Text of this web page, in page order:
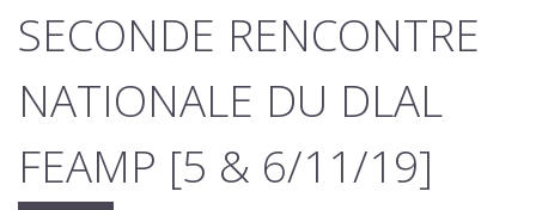
SECONDE RENCONTRE
NATIONALE DU DLAL
FEAMP [5 & 6/11/19]